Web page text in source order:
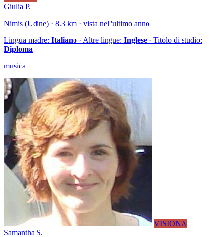
Giulia P.
Nimis (Udine) · 8.3 km · vista nell'ultimo anno
Lingua madre: Italiano · Altre lingue: Inglese · Titolo di studio:
Diploma
musica
VISIONA
Samantha S.